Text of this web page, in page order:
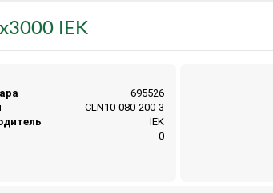
IEK
695526
CLN10-080-200-3
IEK
0